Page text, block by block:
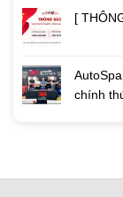
[
chính